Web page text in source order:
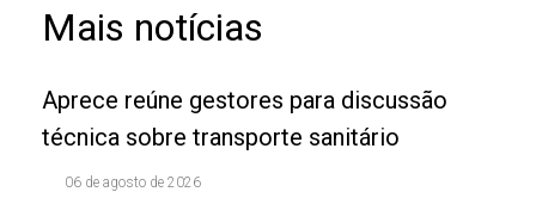
Mais notícias
Aprece reúne gestores para discussão
técnica sobre transporte sanitário
06 de agosto de 2026